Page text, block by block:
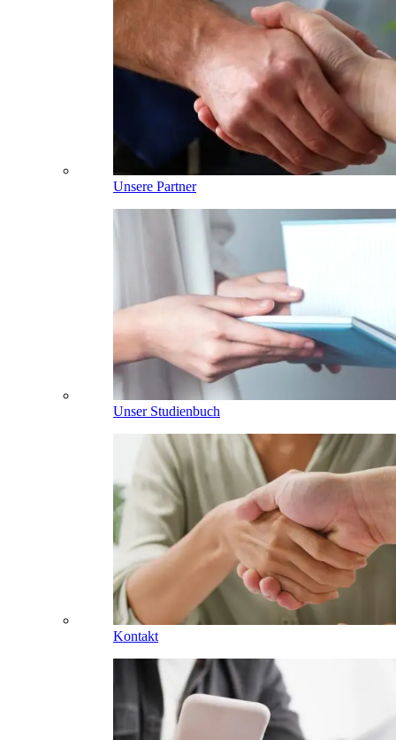
Unsere Partner
Unser Studienbuch
Kontakt